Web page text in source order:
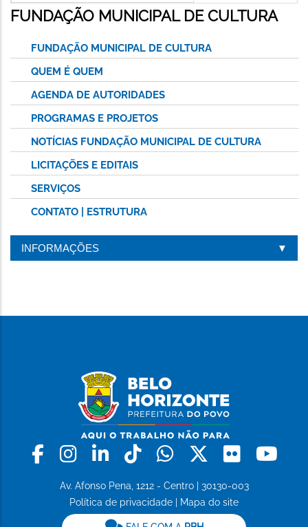
FUNDAÇÃO MUNICIPAL DE CULTURA
FUNDAÇÃO MUNICIPAL DE CULTURA
QUEM É QUEM
AGENDA DE AUTORIDADES
PROGRAMAS E PROJETOS
NOTÍCIAS FUNDAÇÃO MUNICIPAL DE CULTURA
LICITAÇÕES E EDITAIS
SERVIÇOS
CONTATO | ESTRUTURA
INFORMAÇÕES
Facebook
Instagram
LinkedinTiktokWhatsapp
X Flickr
Av. Afonso Pena, 1212 - Centro | 30130-003
Política de privacidade
Mapa do site